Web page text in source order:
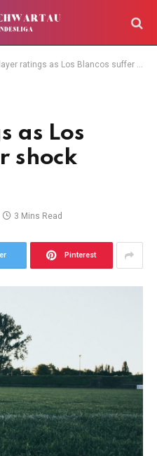
ratings as Los Blancos suffer shock defeat
as Los
shock
3 Mins Read
Pinterest